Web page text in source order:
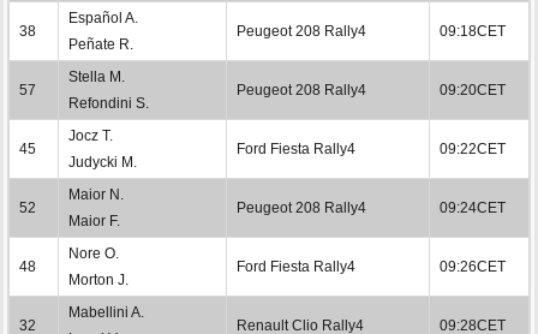
38
Español A.
Peñate R.
Peugeot 208 Rally4 09:18CET
57
Stella M.
Refondini S.
Peugeot 208 Rally4 09:20CET
45
Jocz T.
Judycki M.
Ford Fiesta Rally4 09:22CET
52
Maior N.
Maior F.
Peugeot 208 Rally4 09:24CET
48
Nore O.
Morton J.
Ford Fiesta Rally4 09:26CET
32
Mabellini A.
Renault Clio Rally4 09:28CET